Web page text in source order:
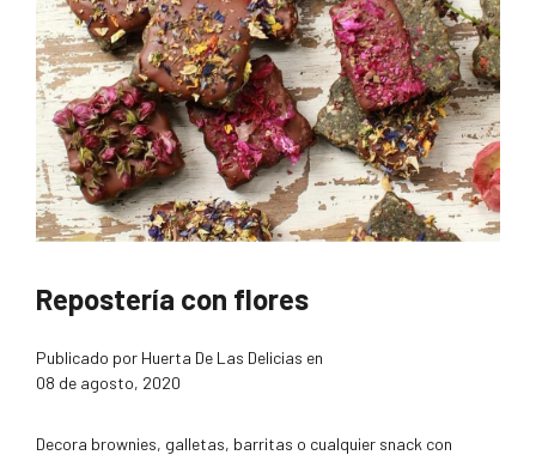
Repostería con flores
Publicado por Huerta De Las Delicias en
08 de agosto, 2020
Decora brownies, galletas, barritas o cualquier snack con